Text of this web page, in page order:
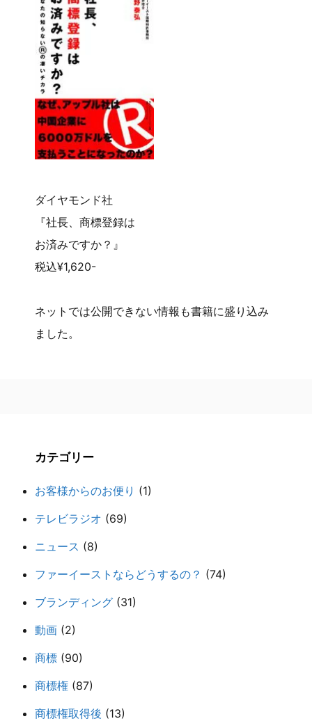
ダイヤモンド社
『社長、商標登録は
お済みですか？』
税込¥1,620-
ネットでは公開できない情報も書籍に盛り込み
ました。
カテゴリー
お客様からのお便り (1)
テレビラジオ (69)
ニュース (8)
ファーイーストならどうするの？ (74)
ブランディング (31)
動画 (2)
商標 (90)
商標権 (87)
商標権取得後 (13)